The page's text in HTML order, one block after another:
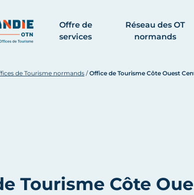
Offre de
services
Réseau des OT
normands
de Tourisme normands /Office de Tourisme Côte Ouest
Tourisme Côte